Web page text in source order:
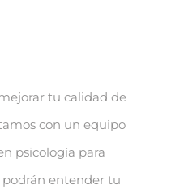
tu calidad de
con un equipo
psicología para
podrán entender tu